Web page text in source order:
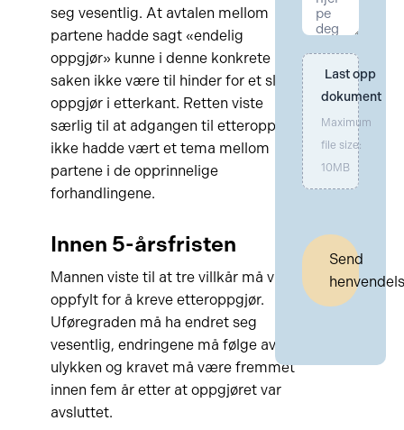
seg vesentlig. At avtalen mellom
partene hadde sagt «endelig
oppgjør» kunne i denne konkrete
saken ikke være til hinder for et slik
oppgjør i etterkant. Retten viste
særlig til at adgangen til etteroppgjør
ikke hadde vært et tema mellom
partene i de opprinnelige
forhandlingene.
Innen 5-årsfristen
Mannen viste til at tre villkår må være
oppfylt for å kreve etteroppgjør.
Uføregraden må ha endret seg
vesentlig, endringene må følge av
ulykken og kravet må være fremmet
innen fem år etter at oppgjøret var
avsluttet.
Last opp
dokument
Maximum
file size:
10MB
Send